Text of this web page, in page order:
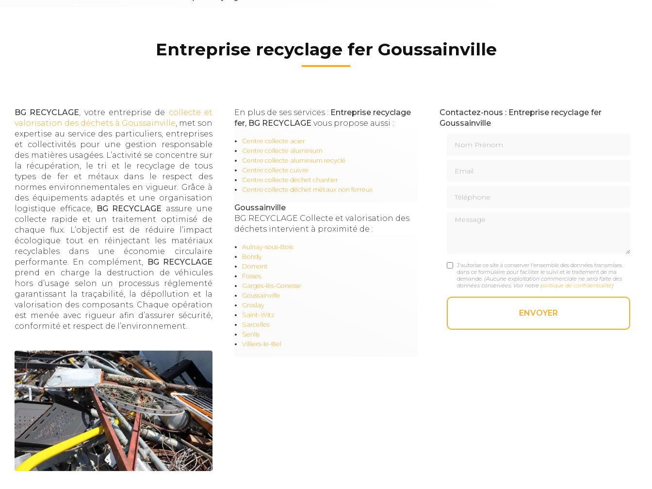
Entreprise recyclage fer Goussainville
BG RECYCLAGE, votre entreprise de collecte et
valorisation des déchets à Goussainville, met son
expertise au service des particuliers, entreprises
et collectivités pour une gestion responsable
des matières usagées. L’activité se concentre sur
la récupération, le tri et le recyclage de tous
types de fer et métaux dans le respect des
normes environnementales en vigueur. Grâce à
des équipements adaptés et une organisation
logistique efficace,
BG RECYCLAGE assure une
collecte rapide et un traitement optimisé de
chaque flux. L’objectif est de réduire l’impact
écologique tout en réinjectant les matériaux
recyclables dans une économie circulaire
performante. En complément,
BG RECYCLAGE
prend en charge la destruction de véhicules
hors d’usage selon un processus réglementé
garantissant la traçabilité, la dépollution et la
valorisation des composants. Chaque opération
est menée avec rigueur afin d’assurer sécurité,
conformité et respect de l’environnement.
En plus de ses services : Entreprise recyclage
fer, BG RECYCLAGE vous propose aussi :
Centre collecte acier
Centre collecte aluminium
Centre collecte aluminium recyclé
Centre collecte cuivre
Centre collecte déchet chantier
Centre collecte déchet métaux non ferreux
Goussainville
BG RECYCLAGE Collecte et valorisation des
déchets intervient à proximité de :
Aulnay-sous-Bois
Bondy
Domont
Fosses
Garges-lès-Gonesse
Goussainville
Groslay
Saint-Witz
Sarcelles
Senlis
Villiers-le-Bel
Contactez-nous : Entreprise recyclage fer
Goussainville
Message
J'autorise ce site à conserver l'ensemble des données transmises
dans ce formulaire pour faciliter le suivi et le traitement de ma
demande. (Aucune exploitation commerciale ne sera faite des
données conservées. Voir notre politique de confidentialité )